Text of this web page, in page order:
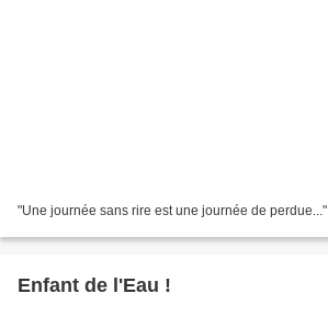
"Une journée sans rire est une journée de perdue..."
Enfant de l'Eau !